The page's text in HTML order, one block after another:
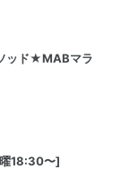
ッド★MABマラ
18:30〜]